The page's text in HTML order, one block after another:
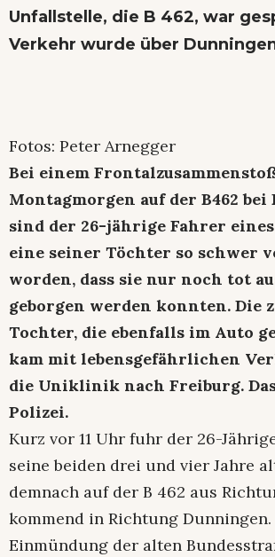
Unfallstelle, die B 462, war
Verkehr wurde über
Fotos: Peter Arnegger
Bei einem
Montagmorgen auf der B462
sind der 26-jährige Fahrer
eine seiner Töchter so schwer
worden, dass sie nur noch tot
geborgen werden konnten. Die
Tochter, die ebenfalls im Auto
kam mit lebensgefährlichen
die Uniklinik nach Freiburg.
Polizei.
Kurz vor 11 Uhr fuhr der 26-
seine beiden drei und vier Jahre
demnach auf der B 462 aus
kommend in Richtung
Einmündung der alten